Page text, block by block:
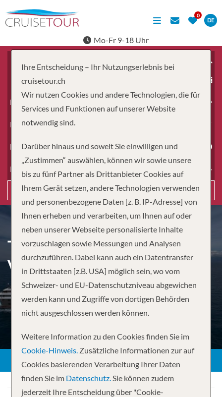
DE
Mo-Fr 9-18 Uhr
Erwachsene
Kinder
Dauer
Reiseart
Suchen
THE BEST OF CROATIA –
VENICE TO VENICE
Ihre Entscheidung – Ihr Nutzungserlebnis bei
cruisetour.ch
Wir nutzen Cookies und andere Technologien, die für
Services und Funktionen auf unserer Website
notwendig sind.
Darüber hinaus und soweit Sie einwilligen und
„Zustimmen“ auswählen, können wir sowie unsere
bis zu fünf Partner als Drittanbieter Cookies auf
Ihrem Gerät setzen, andere Technologien verwenden
und personenbezogene Daten [z. B. IP-Adresse] von
Ihnen erheben und verarbeiten, um Ihnen auf oder
neben unserer Webseite personalisierte Inhalte
vorzuschlagen sowie Messungen und Analysen
durchzuführen. Dabei kann auch ein Datentransfer
in Drittstaaten [z.B. USA] möglich sein, wo vom
Schweizer- und EU-Datenschutzniveau abgewichen
werden kann und Zugriffe von dortigen Behörden
nicht ausgeschlossen werden können.
Weitere Information zu den Cookies finden Sie im
Cookie-Hinweis. Zusätzliche Informationen zur auf
Cookies basierenden Verarbeitung Ihrer Daten
finden Sie im Datenschutz.Sie können zudem
jederzeit Ihre Entscheidung über "Cookie-